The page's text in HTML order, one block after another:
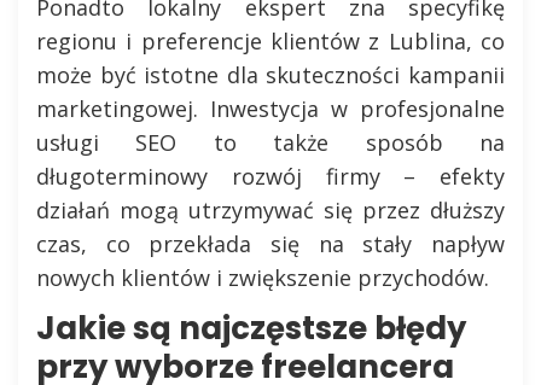
Ponadto lokalny ekspert zna specyfikę
regionu i preferencje klientów z Lublina, co
może być istotne dla skuteczności kampanii
marketingowej. Inwestycja w profesjonalne
usługi SEO to także sposób na
długoterminowy rozwój firmy – efekty
działań mogą utrzymywać się przez dłuższy
czas, co przekłada się na stały napływ
nowych klientów i zwiększenie przychodów.
Jakie są najczęstsze błędy
przy wyborze freelancera